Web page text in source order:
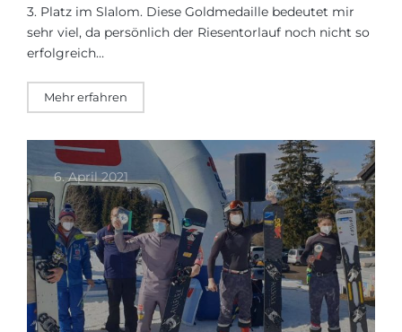
3. Platz im Slalom. Diese Goldmedaille bedeutet mir
sehr viel, da persönlich der Riesentorlauf noch nicht so
erfolgreich…
Mehr erfahren
6. April 2021